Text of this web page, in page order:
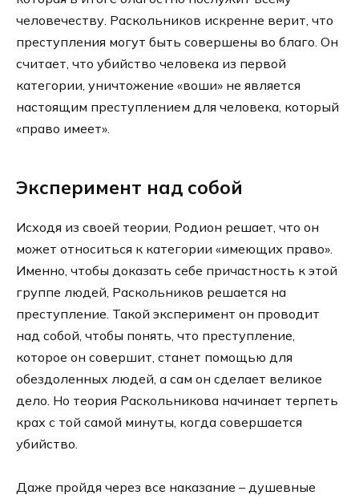
человечеству. Раскольников искренне верит, что
преступления могут быть совершены во благо. Он
считает, что убийство человека из первой
категории, уничтожение «воши» не является
настоящим преступлением для человека, который
«право имеет».
Эксперимент над собой
Исходя из своей теории, Родион решает, что он
может относиться к категории «имеющих право».
Именно, чтобы доказать себе причастность к этой
группе людей, Раскольников решается на
преступление. Такой эксперимент он проводит
над собой, чтобы понять, что преступление,
которое он совершит, станет помощью для
обездоленных людей, а сам он сделает великое
дело. Но теория Раскольникова начинает терпеть
крах с той самой минуты, когда совершается
убийство.
Даже пройдя через все наказание – душевные